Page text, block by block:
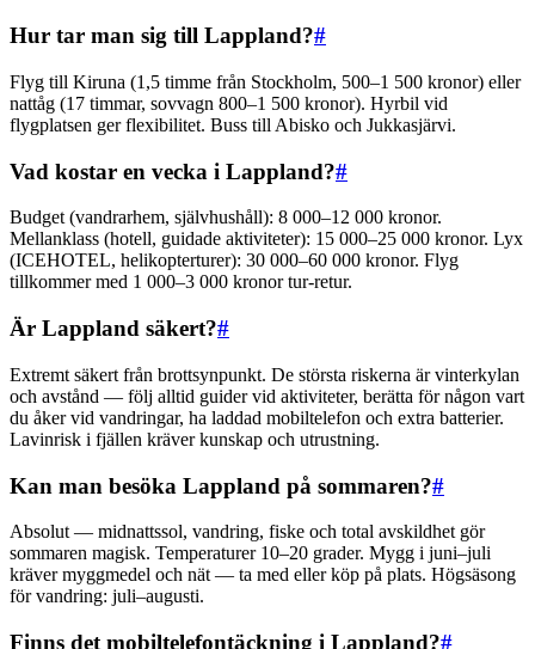
Hur tar man sig till Lappland?#
Flyg till Kiruna (1,5 timme från Stockholm, 500–1 500 kronor) eller
nattåg (17 timmar, sovvagn 800–1 500 kronor). Hyrbil vid
flygplatsen ger flexibilitet. Buss till Abisko och Jukkasjärvi.
Vad kostar en vecka i Lappland?#
Budget (vandrarhem, självhushåll): 8 000–12 000 kronor.
Mellanklass (hotell, guidade aktiviteter): 15 000–25 000 kronor. Lyx
(ICEHOTEL, helikopterturer): 30 000–60 000 kronor. Flyg
tillkommer med 1 000–3 000 kronor tur-retur.
Är Lappland säkert?#
Extremt säkert från brottsynpunkt. De största riskerna är vinterkylan
och avstånd — följ alltid guider vid aktiviteter, berätta för någon vart
du åker vid vandringar, ha laddad mobiltelefon och extra batterier.
Lavinrisk i fjällen kräver kunskap och utrustning.
Kan man besöka Lappland på sommaren?#
Absolut — midnattssol, vandring, fiske och total avskildhet gör
sommaren magisk. Temperaturer 10–20 grader. Mygg i juni–juli
kräver myggmedel och nät — ta med eller köp på plats. Högsäsong
för vandring: juli–augusti.
Finns det mobiltelefontäckning i Lappland?#